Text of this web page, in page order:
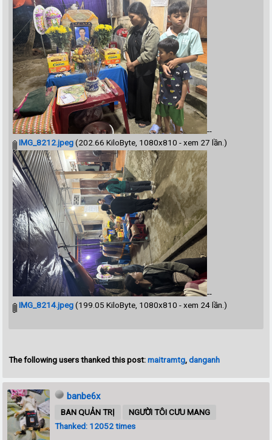
--
IMG_8212.jpeg(202.66 KiloByte, 1080x810 - xem 27 lần.)
--
IMG_8214.jpeg(199.05 KiloByte, 1080x810 - xem 24 lần.)
The following users thanked this post:maitramtg,danganh
banbe6x
BAN QUẢN TRỊ
NGƯỜI TÔI CƯU MANG
Thanked: 12052 times